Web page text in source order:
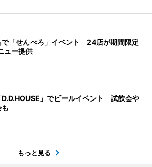
で「せんべろ」イベント 24店が期間限定
ュー提供
D.D.HOUSE」でビールイベント 試飲会や
もっと見る